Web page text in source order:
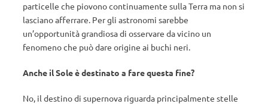
particelle che piovono continuamente sulla Terra ma non si
lasciano afferrare. Per gli astronomi sarebbe
un’opportunità grandiosa di osservare da vicino un
fenomeno che può dare origine ai buchi neri.
Anche il Sole è destinato a fare questa fine?
No, il destino di supernova riguarda principalmente stelle